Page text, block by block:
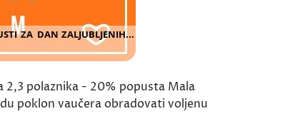
polaznika - 20% popusta Mala
poklon vaučera obradovati voljenu